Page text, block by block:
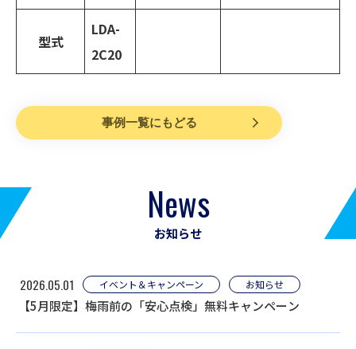
型式
LDA-
2C20
事例一覧にもどる
News
お知らせ
2026.05.01 イベント＆キャンペーン お知らせ
【5月限定】梅雨前の「安心点検」無料キャンペーン